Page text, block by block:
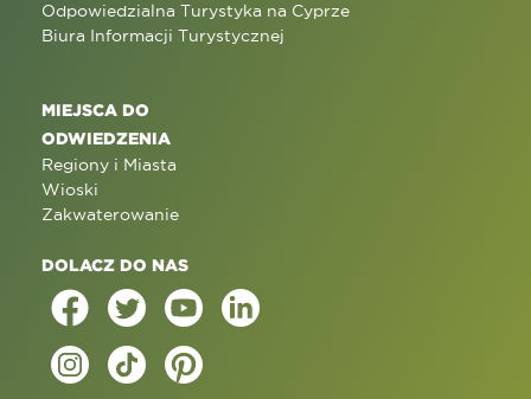
Odpowiedzialna Turystyka na Cyprze
Biura Informacji Turystycznej
MIEJSCA DO
ODWIEDZENIA
Regiony i Miasta
Wioski
Zakwaterowanie
DOLACZ DO NAS